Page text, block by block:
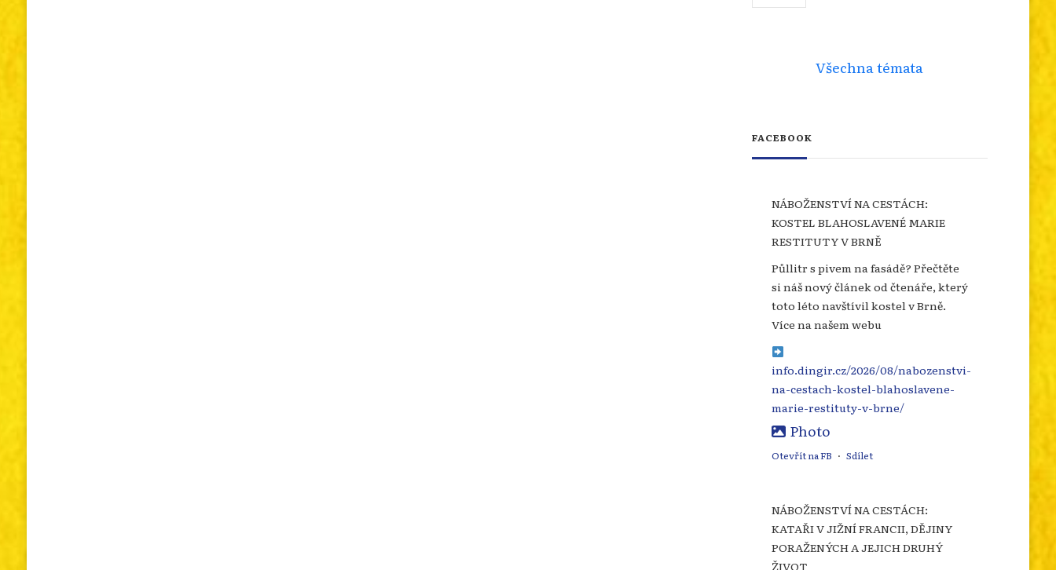
Všechna témata
FACEBOOK
NÁBOŽENSTVÍ NA CESTÁCH:
KOSTEL BLAHOSLAVENÉ MARIE
RESTITUTY V BRNĚ
Půllitr s pivem na fasádě? Přečtěte
si náš nový článek od čtenáře, který
toto léto navštívil kostel v Brně.
Více na našem webu
info.dingir.cz/2026/08/nabozenstvi-
na-cestach-kostel-blahoslavene-
marie-restituty-v-brne/
Photo
Otevřít na FB · Sdílet
NÁBOŽENSTVÍ NA CESTÁCH:
KATAŘI V JIŽNÍ FRANCII, DĚJINY
PORAŽENÝCH A JEJICH DRUHÝ
ŽIVOT